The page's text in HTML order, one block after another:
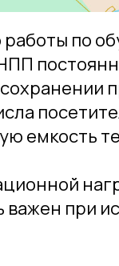
по
емкость
при